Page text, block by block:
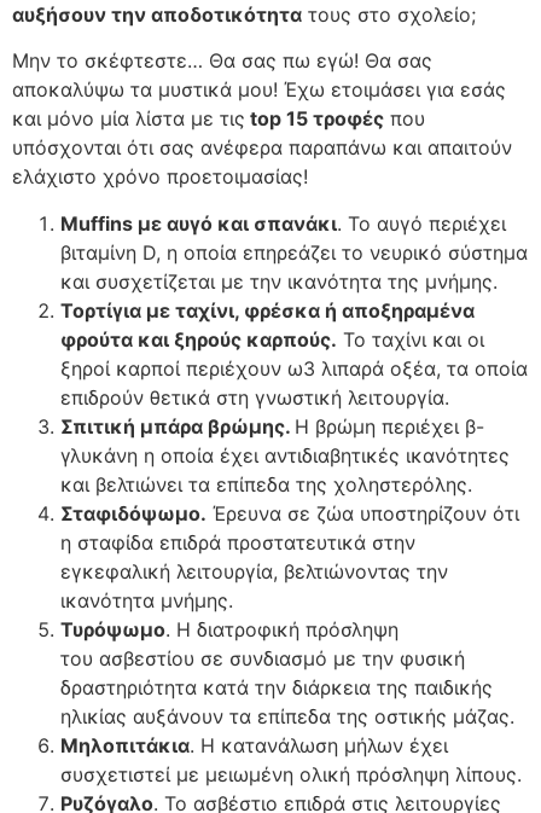
αυξήσουν την αποδοτικότητα τους στο σχολείο;
Μην το σκέφτεστε… Θα σας πω εγώ! Θα σας
αποκαλύψω τα μυστικά μου! Έχω ετοιμάσει για εσάς
και μόνο μία λίστα με τις top 15 τροφές που
υπόσχονται ότι σας ανέφερα παραπάνω και απαιτούν
ελάχιστο χρόνο προετοιμασίας!
Muffins με αυγό και σπανάκι. To αυγό περιέχει
βιταμίνη D, η οποία επηρεάζει το νευρικό σύστημα
και συσχετίζεται με την ικανότητα της μνήμης.
Τορτίγια με ταχίνι, φρέσκα ή αποξηραμένα
φρούτα και ξηρούς καρπούς. To ταχίνι και οι
ξηροί καρποί περιέχουν ω3 λιπαρά οξέα, τα οποία
επιδρούν θετικά στη γνωστική λειτουργία.
Σπιτική μπάρα βρώμης. Η βρώμη περιέχει β-
γλυκάνη η οποία έχει αντιδιαβητικές ικανότητες
και βελτιώνει τα επίπεδα της χοληστερόλης.
Σταφιδόψωμο. Έρευνα σε ζώα υποστηρίζουν ότι
η σταφίδα επιδρά προστατευτικά στην
εγκεφαλική λειτουργία, βελτιώνοντας την
ικανότητα μνήμης.
Τυρόψωμο. Η διατροφική πρόσληψη
του ασβεστίου σε συνδιασμό με την φυσική
δραστηριότητα κατά την διάρκεια της παιδικής
ηλικίας αυξάνουν τα επίπεδα της οστικής μάζας.
Μηλοπιτάκια. H κατανάλωση μήλων έχει
συσχετιστεί με μειωμένη ολική πρόσληψη λίπους.
Ρυζόγαλο. To ασβέστιο επιδρά στις λειτουργίες